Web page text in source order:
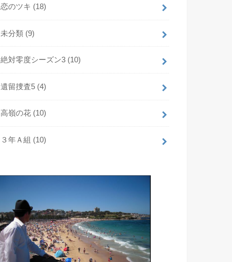
恋のツキ (18)
未分類 (9)
絶対零度シーズン3 (10)
遺留捜査5 (4)
高嶺の花 (10)
３年Ａ組 (10)